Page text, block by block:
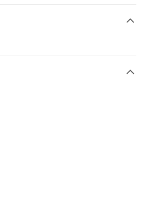
付款。
付」後，將跳轉至「AFTEE先享後付」
通知簡訊。
擊此簡訊中的連結，可透過四大超商／
款，方視為交易完成。
付 」之結帳頁面顯示為準，若有關於
上)免運費
上)免運費
上)免運費